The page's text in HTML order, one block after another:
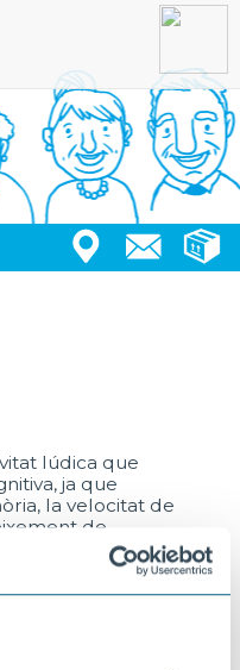
lúdica que
ja que
la velocitat de
de
la socialització
del joc, es
i el benestar